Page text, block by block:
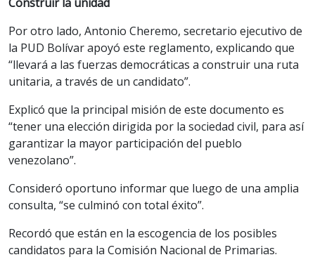
Por otro lado, Antonio Cheremo, secretario ejecutivo de
la PUD Bolívar apoyó este reglamento, explicando que
“llevará a las fuerzas democráticas a construir una ruta
unitaria, a través de un candidato”.
Explicó que la principal misión de este documento es
“tener una elección dirigida por la sociedad civil, para así
garantizar la mayor participación del pueblo
venezolano”.
Consideró oportuno informar que luego de una amplia
consulta, “se culminó con total éxito”.
Recordó que están en la escogencia de los posibles
candidatos para la Comisión Nacional de Primarias.